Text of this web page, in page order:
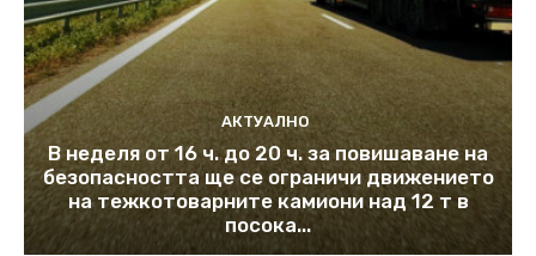
АКТУАЛНО
В неделя от 16 ч. до 20 ч. за повишаване на
безопасността ще се ограничи движението
на тежкотоварните камиони над 12 т в
посока...